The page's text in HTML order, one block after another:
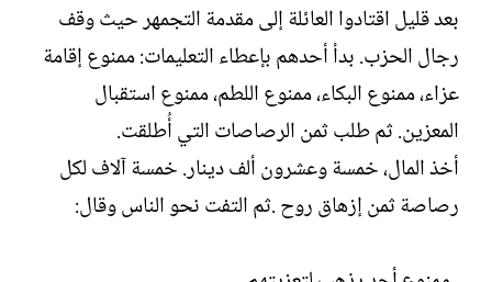
بعد قليل اقتادوا العائلة إلى مقدمة التجمهر حيث وقف
رجال الحزب. بدأ أحدهم بإعطاء التعليمات: ممنوع إقامة
عزاء، ممنوع البكاء، ممنوع اللطم، ممنوع استقبال
المعزين. ثم طلب ثمن الرصاصات التي أُطلقت.
أخذ المال، خمسة وعشرون ألف دينار. خمسة آلاف لكل
رصاصة ثمن إزهاق روح .ثم التفت نحو الناس وقال: